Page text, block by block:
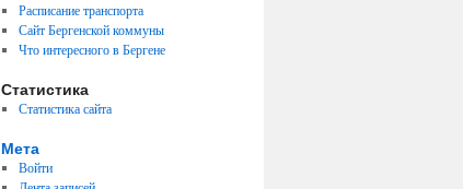
Расписание транспорта
Сайт Бергенской коммуны
Что интересного в Бергене
Статистика
Статистика сайта
Мета
Войти